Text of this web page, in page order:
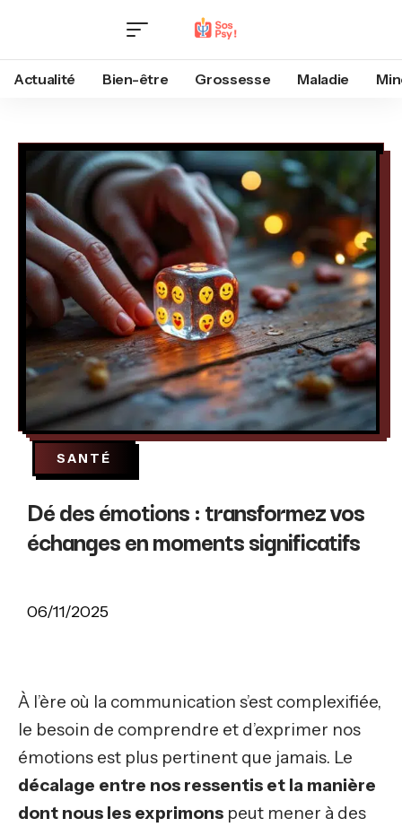
Actualité Bien-être Grossesse Maladie
SANTÉ
Dé des émotions : transformez vos
échanges en moments significatifs
06/11/2025
À l’ère où la communication s’est complexifiée,
le besoin de comprendre et d’exprimer nos
émotions est plus pertinent que jamais. Le
décalage entre nos ressentis et la manière
dont nous les exprimons peut mener à des